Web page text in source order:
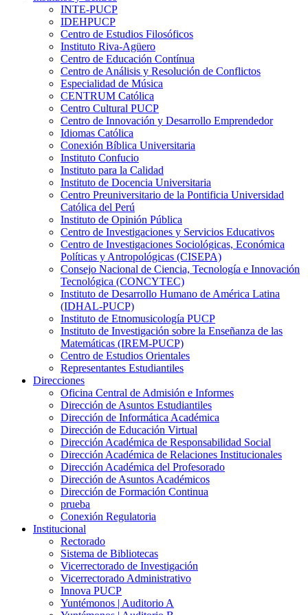
INTE-PUCP
IDEHPUCP
Centro de Estudios Filosóficos
Instituto Riva-Agüero
Centro de Educación Contínua
Centro de Análisis y Resolución de Conflictos
Especialidad de Música
CENTRUM Católica
Centro Cultural PUCP
Centro de Innovación y Desarrollo Emprendedor
Idiomas Católica
Conexión Bíblica Universitaria
Instituto Confucio
Instituto para la Calidad
Instituto de Docencia Universitaria
Centro Preuniversitario de la Pontificia Universidad
Católica del Perú
Instituto de Opinión Pública
Centro de Investigaciones y Servicios Educativos
Centro de Investigaciones Sociológicas, Económica
Políticas y Antropológicas (CISEPA)
Consejo Nacional de Ciencia, Tecnología e Innovación
Tecnológica (CONCYTEC)
Instituto de Desarrollo Humano de América Latina
(IDHAL-PUCP)
Instituto de Etnomusicología PUCP
Instituto de Investigación sobre la Enseñanza de las
Matemáticas (IREM-PUCP)
Centro de Estudios Orientales
Representantes Estudiantiles
Direcciones
Oficina Central de Admisión e Informes
Dirección de Asuntos Estudiantiles
Dirección de Informática Académica
Dirección de Educación Virtual
Dirección Académica de Responsabilidad Social
Dirección Académica de Relaciones Institucionales
Dirección Académica del Profesorado
Dirección de Asuntos Académicos
Dirección de Formación Continua
prueba
Conexión Regulatoria
Institucional
Rectorado
Sistema de Bibliotecas
Vicerrectorado de Investigación
Vicerrectorado Administrativo
Innova PUCP
Yuntémonos | Auditorio A